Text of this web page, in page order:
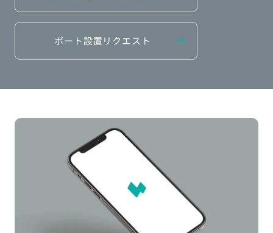
ポート設置リクエスト